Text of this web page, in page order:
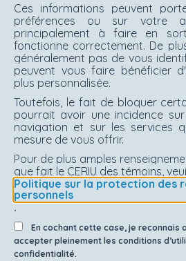
Ces informations peuvent
préférences ou sur votre
principalement à faire en
fonctionne correctement. De
généralement pas de vous
peuvent vous faire bénéficier
plus personnalisée.
Toutefois, le fait de bloquer
pourrait avoir une incidence
navigation et sur les services
mesure de vous offrir.
Pour de plus amples
que fait le CERIU des témoins,
Politique sur la protection des
personnels
.
En cochant cette case, je reconnais
accepter pleinement les conditions
confidentialité.